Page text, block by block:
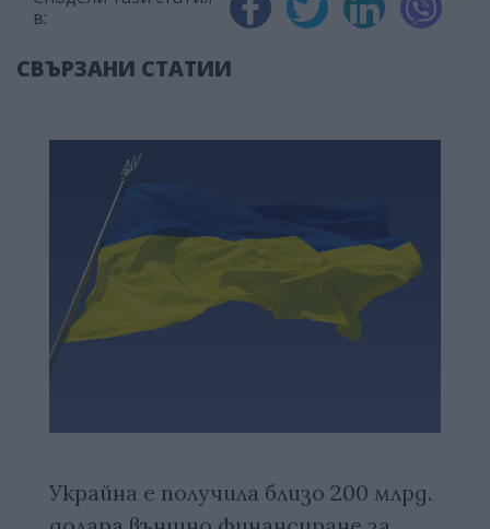
в:
СВЪРЗАНИ СТАТИИ
Украйна е получила близо 200 млрд.